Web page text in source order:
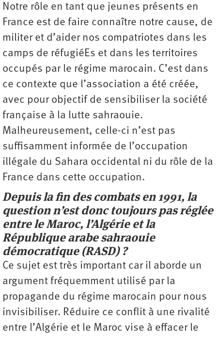
Notre rôle en tant que jeunes présents en
France est de faire connaître notre cause, de
militer et d’aider nos compatriotes dans les
camps de réfugiéEs et dans les territoires
occupés par le régime marocain. C’est dans
ce contexte que l’association a été créée,
avec pour objectif de sensibiliser la société
française à la lutte sahraouie.
Malheureusement, celle-ci n’est pas
suffisamment informée de l’occupation
illégale du Sahara occidental ni du rôle de la
France dans cette occupation.
Depuis la fin des combats en 1991, la
question n’est donc toujours pas réglée
entre le Maroc, l’Algérie et la
République arabe sahraouie
démocratique (RASD) ?
Ce sujet est très important car il aborde un
argument fréquemment utilisé par la
propagande du régime marocain pour nous
invisibiliser. Réduire ce conflit à une rivalité
entre l’Algérie et le Maroc vise à effacer le